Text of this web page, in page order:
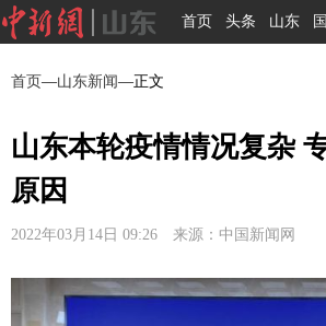
首页 头条 山东
首页—山东新闻—正文
山东本轮疫情情况复杂
原因
2022年03月14日 09:26 来源：中国新闻网